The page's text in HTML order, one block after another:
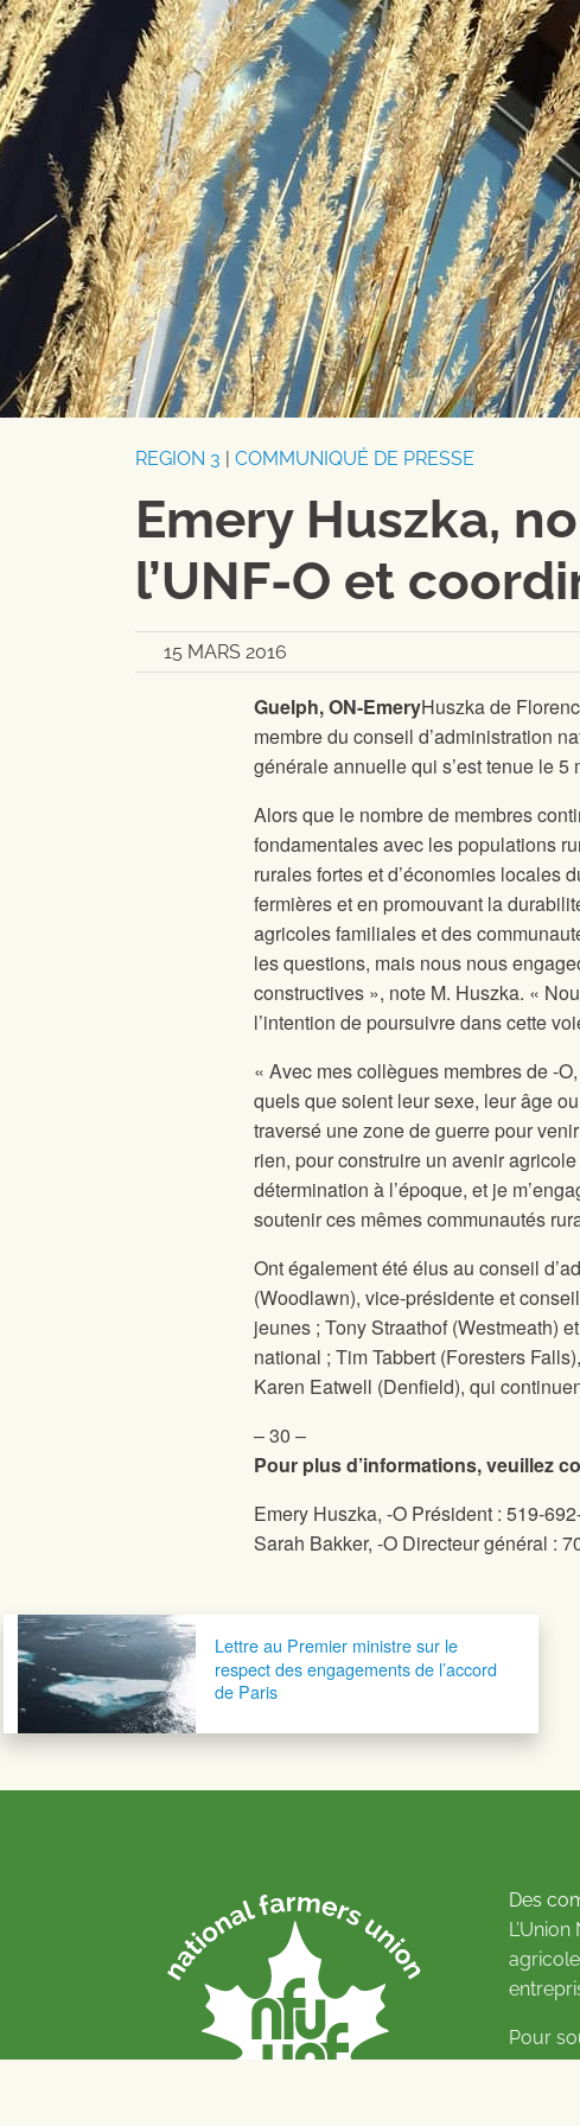
REGION 3 COMMUNIQUÉ DE PRESSE
Emery Huszka,
l’UNF-O et
15 MARS 2016
Guelph, ON-EmeryHuszka de
membre du conseil d’administration
générale annuelle qui s’est tenue le 5
Alors que le nombre de membres
fondamentales avec les populations
rurales fortes et d’économies locales
fermières et en promouvant la
agricoles familiales et des
les questions, mais nous nous
constructives », note M. Huszka. «
l’intention de poursuivre dans cette
« Avec mes collègues membres de-
quels que soient leur sexe, leur âge
traversé une zone de guerre pour
rien, pour construire un avenir
détermination à l’époque, et je
soutenir ces mêmes communautés
Ont également été élus au conseil
(Woodlawn), vice-présidente et
jeunes ; Tony Straathof (Westmeath)
national ; Tim Tabbert (Foresters
Karen Eatwell (Denfield), qui
– 30 –
Pour plus d’informations, veuillez
Emery Huszka, -O Président : 519-
Sarah Bakker, -O Directeur général :
Navigation postaleLettre au Premier ministre sur le
respect des engagements de l’accord
de Paris
Des
Pour